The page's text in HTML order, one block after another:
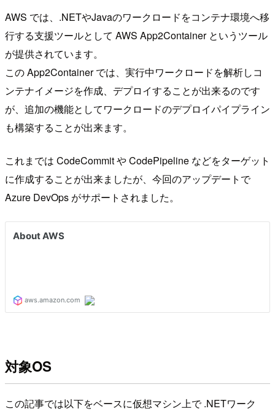
AWS では、.NETやJavaのワークロードをコンテナ環境へ移
行する支援ツールとして AWS App2Container というツール
が提供されています。
この App2Container では、実行中ワークロードを解析しコ
ンテナイメージを作成、デプロイすることが出来るのです
が、追加の機能としてワークロードのデプロイパイプライン
も構築することが出来ます。
これまでは CodeCommit や CodePipeline などをターゲット
に作成することが出来ましたが、今回のアップデートで
Azure DevOps がサポートされました。
対象OS
この記事では以下をベースに仮想マシン上で .NETワーク